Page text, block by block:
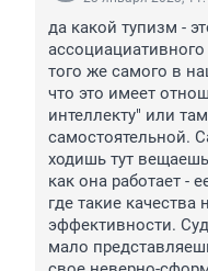
да какой тупизм -
того же самого в
что это имеет
интеллекту" или
самостоятельной.
ходишь тут
как она работает -
где такие
эффективности.
мало